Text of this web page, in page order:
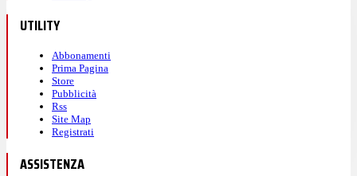
UTILITY
Abbonamenti
Prima Pagina
Store
Pubblicità
Rss
Site Map
Registrati
ASSISTENZA